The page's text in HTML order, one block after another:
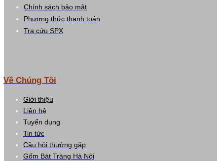
Chính sách bảo mật
Phương thức thanh toán
Tra cứu SPX
Về Chúng Tôi
Giới thiệu
Liên hệ
Tuyển dụng
Tin tức
Câu hỏi thường gặp
Gốm Bát Tràng Hà Nội